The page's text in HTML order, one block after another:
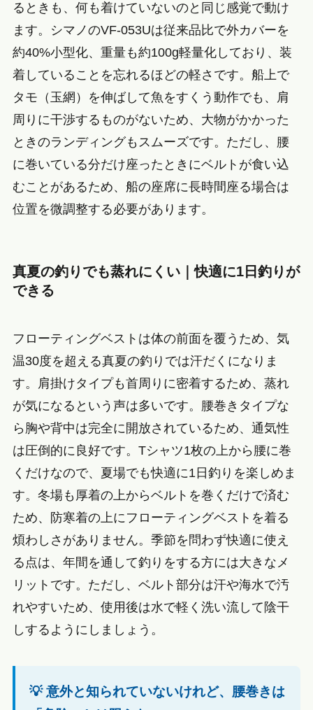
るときも、何も着けていないのと同じ感覚で動け
ます。シマノのVF-053Uは従来品比で外カバーを
約40%小型化、重量も約100g軽量化しており、装
着していることを忘れるほどの軽さです。船上で
タモ（玉網）を伸ばして魚をすくう動作でも、肩
周りに干渉するものがないため、大物がかかった
ときのランディングもスムーズです。ただし、腰
に巻いている分だけ座ったときにベルトが食い込
むことがあるため、船の座席に長時間座る場合は
位置を微調整する必要があります。
真夏の釣りでも蒸れにくい｜快適に1日釣りが
できる
フローティングベストは体の前面を覆うため、気
温30度を超える真夏の釣りでは汗だくになりま
す。肩掛けタイプも首周りに密着するため、蒸れ
が気になるという声は多いです。腰巻きタイプな
ら胸や背中は完全に開放されているため、通気性
は圧倒的に良好です。Tシャツ1枚の上から腰に巻
くだけなので、夏場でも快適に1日釣りを楽しめま
す。冬場も厚着の上からベルトを巻くだけで済む
ため、防寒着の上にフローティングベストを着る
煩わしさがありません。季節を問わず快適に使え
る点は、年間を通して釣りをする方には大きなメ
リットです。ただし、ベルト部分は汗や海水で汚
れやすいため、使用後は水で軽く洗い流して陰干
しするようにしましょう。
💡 意外と知られていないけれど、腰巻きは